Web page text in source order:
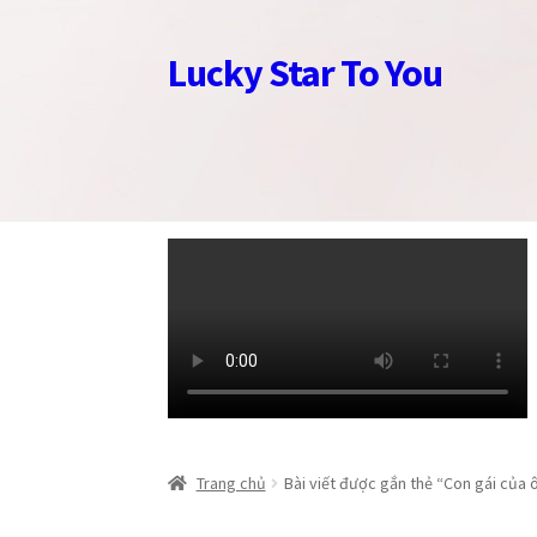
Đi
đến
Chuyển
đến
Lucky Star To You
Trang chủ Bài viết được gắn thẻ “Con gái của